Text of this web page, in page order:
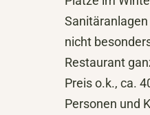
nicht
Restaurant
Preis o.k., ca.
Personen und